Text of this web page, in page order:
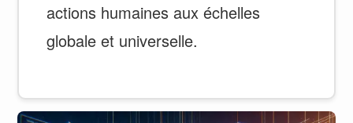
actions humaines aux échelles
globale et universelle.